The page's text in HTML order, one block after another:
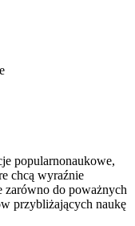
popularnonaukowe,
chcą wyraźnie
zarówno do poważnych
przybliżających naukę